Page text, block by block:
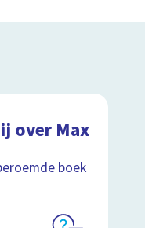
over Max
boek